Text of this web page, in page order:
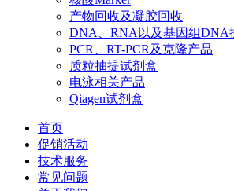
产物回收及凝胶回收
DNA、RNA以及基因组DNA
PCR、RT-PCR及克隆产品
质粒抽提试剂盒
电泳相关产品
Qiagen试剂盒
首页
促销活动
技术服务
常见问题